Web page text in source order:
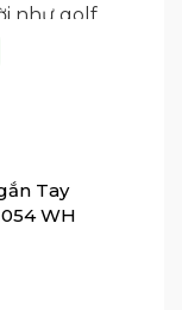
như golf.
nhấn
trọng.
mắt.
màu
dáng và
Tay
WH